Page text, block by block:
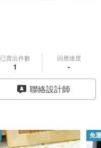
已賣出件數
1
回應速度
-
聯絡設計師
免